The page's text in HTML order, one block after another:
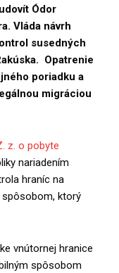
Ódor
Vláda návrh
susedných
Opatrenie
poriadku a
migráciou
z. o pobyte
nariadením
hraníc na
ktorý
vnútornej hranice
spôsobom